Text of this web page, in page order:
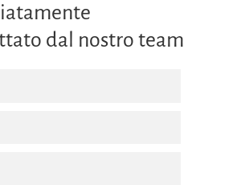
dal nostro team